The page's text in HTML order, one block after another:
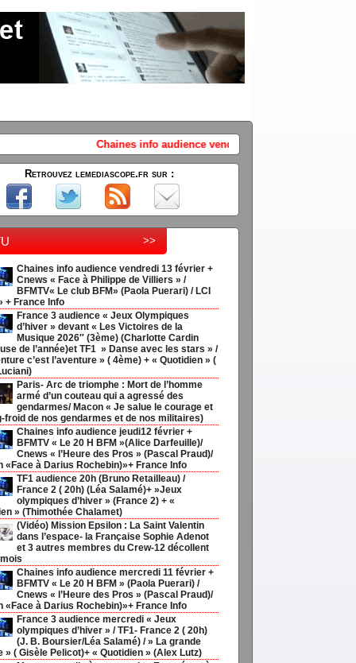
audience vendredi 13 février + Cnews « Face à Philippe de Villiers » /
Retrouvez lemediascope.fr sur :
>>
Chaines info audience vendredi 13 février +
Cnews « Face à Philippe de Villiers » /
BFMTV« Le club BFM» (Paola Puerari) / LCI
+ France Info
France 3 audience « Jeux Olympiques
d’hiver » devant « Les Victoires de la
Musique 2026″ (3ème) (Charlotte Cardin
de l’année)et TF1 » Danse avec les stars » /
c’est l’aventure » ( 4ème) + « Quotidien » (
Paris- Arc de triomphe : Mort de l’homme
armé d’un couteau qui a agressé des
gendarmes/ Macon « Je salue le courage et
froid de nos gendarmes et de nos militaires)
Chaines info audience jeudi12 février +
BFMTV « Le 20 H BFM »(Alice Darfeuille)/
Cnews « l’Heure des Pros » (Pascal Praud)/
«Face à Darius Rochebin)»+ France Info
TF1 audience 20h (Bruno Retailleau) /
France 2 ( 20h) (Léa Salamé)+ »Jeux
olympiques d’hiver » (France 2) + «
» (Thimothée Chalamet)
(Vidéo) Mission Epsilon : La Saint Valentin
dans l’espace- la Française Sophie Adenot
et 3 autres membres du Crew-12 décollent
Chaines info audience mercredi 11 février +
BFMTV « Le 20 H BFM » (Paola Puerari) /
Cnews « l’Heure des Pros » (Pascal Praud)/
«Face à Darius Rochebin)»+ France Info
France 3 audience mercredi « Jeux
olympiques d’hiver » / TF1- France 2 ( 20h)
(J. B. Boursier/Léa Salamé) / » La grande
» ( Gisèle Pelicot)+ « Quotidien » (Alex Lutz)